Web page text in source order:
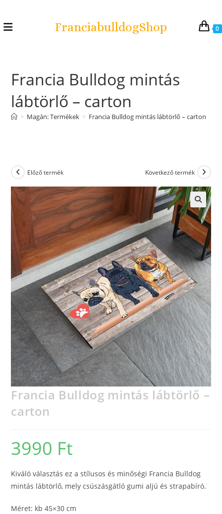
FranciabulldogShop 0
Francia Bulldog mintás
lábtörlő – carton
> Magán: Termékek > Francia Bulldog mintás lábtörlő – carton
Előző termék Következő termék
Francia Bulldog mintás lábtörlő –
carton
3990 Ft
Kiváló választás ez a stílusos és minőségi Francia Bulldog
mintás lábtörlő, mely csúszásgátló gumi aljú és strapabíró.
Méret: kb 45×30 cm